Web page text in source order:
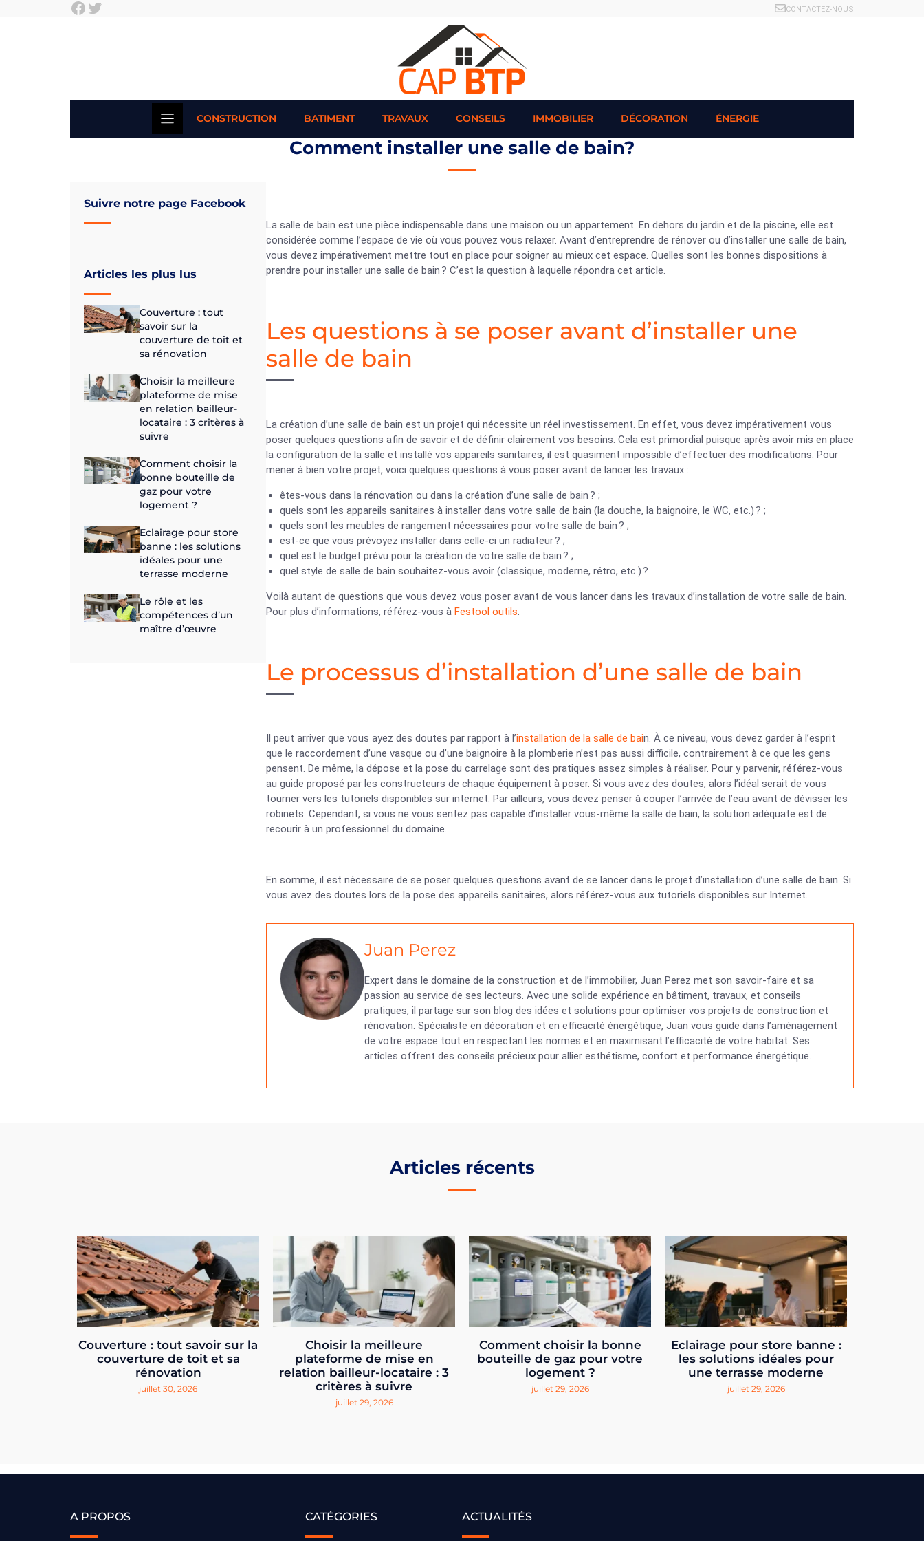
Facebook Twitter CONTACTEZ-NOUS
CONSTRUCTION BATIMENT TRAVAUX CONSEILS IMMOBILIER DÉCORATION ÉNERGIE
Comment installer une salle de bain?
Suivre notre page Facebook
Articles les plus lus
Couverture : tout
savoir sur la
couverture de toit et
sa rénovation
Choisir la meilleure
plateforme de mise
en relation bailleur-
locataire : 3 critères à
suivre
Comment choisir la
bonne bouteille de
gaz pour votre
logement ?
Eclairage pour store
banne : les solutions
idéales pour une
terrasse moderne
Le rôle et les
compétences d’un
maître d’œuvre
La salle de bain est une pièce indispensable dans une maison ou un appartement. En dehors du jardin et de la piscine, elle est
considérée comme l’espace de vie où vous pouvez vous relaxer. Avant d’entreprendre de rénover ou d’installer une salle de bain,
vous devez impérativement mettre tout en place pour soigner au mieux cet espace. Quelles sont les bonnes dispositions à
prendre pour installer une salle de bain ? C’est la question à laquelle répondra cet article.
Les questions à se poser avant d’installer une
salle de bain
La création d’une salle de bain est un projet qui nécessite un réel investissement. En effet, vous devez impérativement vous
poser quelques questions afin de savoir et de définir clairement vos besoins. Cela est primordial puisque après avoir mis en place
la configuration de la salle et installé vos appareils sanitaires, il est quasiment impossible d’effectuer des modifications. Pour
mener à bien votre projet, voici quelques questions à vous poser avant de lancer les travaux :
êtes-vous dans la rénovation ou dans la création d’une salle de bain ? ;
quels sont les appareils sanitaires à installer dans votre salle de bain (la douche, la baignoire, le WC, etc.) ? ;
quels sont les meubles de rangement nécessaires pour votre salle de bain ? ;
est-ce que vous prévoyez installer dans celle-ci un radiateur ? ;
quel est le budget prévu pour la création de votre salle de bain ? ;
quel style de salle de bain souhaitez-vous avoir (classique, moderne, rétro, etc.) ?
Voilà autant de questions que vous devez vous poser avant de vous lancer dans les travaux d’installation de votre salle de bain.
Pour plus d’informations, référez-vous à Festool outils.
Le processus d’installation d’une salle de bain
Il peut arriver que vous ayez des doutes par rapport à l’installation de la salle de bain. À ce niveau, vous devez garder à l’esprit
que le raccordement d’une vasque ou d’une baignoire à la plomberie n’est pas aussi difficile, contrairement à ce que les gens
pensent. De même, la dépose et la pose du carrelage sont des pratiques assez simples à réaliser. Pour y parvenir, référez-vous
au guide proposé par les constructeurs de chaque équipement à poser. Si vous avez des doutes, alors l’idéal serait de vous
tourner vers les tutoriels disponibles sur internet. Par ailleurs, vous devez penser à couper l’arrivée de l’eau avant de dévisser les
robinets. Cependant, si vous ne vous sentez pas capable d’installer vous-même la salle de bain, la solution adéquate est de
recourir à un professionnel du domaine.
En somme, il est nécessaire de se poser quelques questions avant de se lancer dans le projet d’installation d’une salle de bain. Si
vous avez des doutes lors de la pose des appareils sanitaires, alors référez-vous aux tutoriels disponibles sur Internet.
Juan Perez
Expert dans le domaine de la construction et de l’immobilier, Juan Perez met son savoir-faire et sa
passion au service de ses lecteurs. Avec une solide expérience en bâtiment, travaux, et conseils
pratiques, il partage sur son blog des idées et solutions pour optimiser vos projets de construction et
rénovation. Spécialiste en décoration et en efficacité énergétique, Juan vous guide dans l’aménagement
de votre espace tout en respectant les normes et en maximisant l’efficacité de votre habitat. Ses
articles offrent des conseils précieux pour allier esthétisme, confort et performance énergétique.
Articles récents
Couverture : tout savoir sur la
couverture de toit et sa
rénovation
juillet 30, 2026
Choisir la meilleure
plateforme de mise en
relation bailleur-locataire : 3
critères à suivre
juillet 29, 2026
Comment choisir la bonne
bouteille de gaz pour votre
logement ?
juillet 29, 2026
Eclairage pour store banne :
les solutions idéales pour
une terrasse moderne
juillet 29, 2026
A PROPOS CATÉGORIES ACTUALITÉS